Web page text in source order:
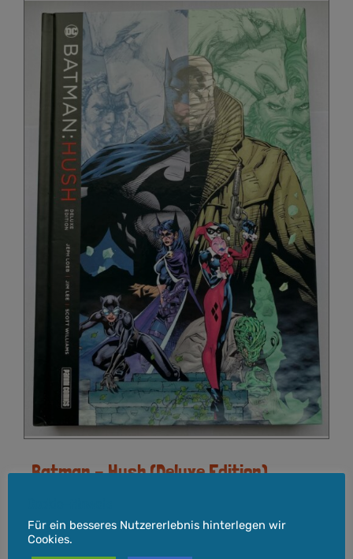
Batman – Hush (Deluxe Edition)
Für ein besseres Nutzererlebnis hinterlegen wir
Cookies.